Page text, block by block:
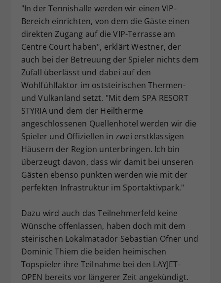
"In der Tennishalle werden wir einen VIP-
Bereich einrichten, von dem die Gäste einen
direkten Zugang auf die VIP-Terrasse am
Centre Court haben", erklärt Westner, der
auch bei der Betreuung der Spieler nichts dem
Zufall überlässt und dabei auf den
Wohlfühlfaktor im oststeirischen Thermen-
und Vulkanland setzt. "Mit dem SPA RESORT
STYRIA und dem der Heiltherme
angeschlossenen Quellenhotel werden wir die
Spieler und Offiziellen in zwei erstklassigen
Häusern der Region unterbringen. Ich bin
überzeugt davon, dass wir damit bei unseren
Gästen ebenso punkten werden wie mit der
perfekten Infrastruktur im Sportaktivpark."
Dazu wird auch das Teilnehmerfeld keine
Wünsche offenlassen, haben doch mit dem
steirischen Lokalmatador Sebastian Ofner und
Dominic Thiem die beiden heimischen
Topspieler ihre Teilnahme bei den LAYJET-
OPEN bereits vor längerer Zeit angekündigt.